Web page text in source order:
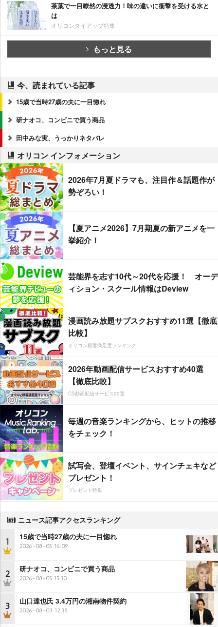
茶葉で一目瞭然の浸透力！味の違いに衝撃を受ける水と
は
オリコンタイアップ特集
もっと見る
今、読まれている記事
15歳で当時27歳の夫に一目惚れ
研ナオコ、コンビニで買う商品
田中みな実、うっかりネタバレ
オリコン インフォメーション
2026年7月夏ドラマも、注目作＆話題作が
勢ぞろい！
【夏アニメ2026】7月期夏の新アニメを一
挙紹介！
芸能界を志す10代～20代を応援！ オーデ
ィション・スクール情報はDeview
漫画読み放題サブスクおすすめ11選【徹底
比較】
オリコン顧客満足度ランキング
2026年動画配信サービスおすすめ40選
【徹底比較】
CS動画配信サービス20選
毎週の音楽ランキングから、ヒットの推移
をチェック！
試写会、登壇イベント、サインチェキなど
プレゼント！
プレゼント特集
ニュース記事アクセスランキング
1 15歳で当時27歳の夫に一目惚れ
2026-08-05 16:09
2 研ナオコ、コンビニで買う商品
2026-08-05 15:10
3 山口達也氏 3.4万円の湘南物件契約
2026-08-03 12:18